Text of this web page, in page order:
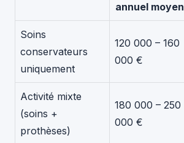
annuel moyen
Soins
conservateurs
uniquement
120 000 – 160
000 €
Activité mixte
(soins +
prothèses)
180 000 – 250
000 €